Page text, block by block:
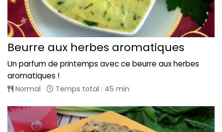
Beurre aux herbes aromatiques
Un parfum de printemps avec ce beurre aux herbes
aromatiques !
Normal Temps total : 45 min